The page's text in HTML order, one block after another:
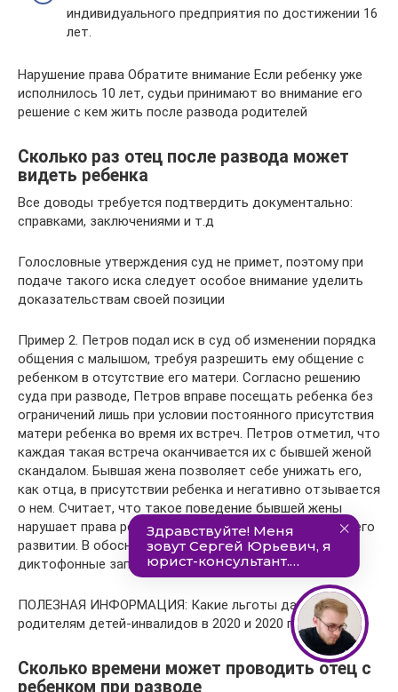
индивидуального предприятия по достижении 16
лет.
Нарушение права Обратите внимание Если ребенку уже
исполнилось 10 лет, судьи принимают во внимание его
решение с кем жить после развода родителей
Сколько раз отец после развода может
видеть ребенка
Все доводы требуется подтвердить документально:
справками, заключениями и т.д
Голословные утверждения суд не примет, поэтому при
подаче такого иска следует особое внимание уделить
доказательствам своей позиции
Пример 2. Петров подал иск в суд об изменении порядка
общения с малышом, требуя разрешить ему общение с
ребенком в отсутствие его матери. Согласно решению
суда при разводе, Петров вправе посещать ребенка без
ограничений лишь при условии постоянного присутствия
матери ребенка во время их встреч. Петров отметил, что
каждая такая встреча оканчивается их с бывшей женой
скандалом. Бывшая жена позволяет себе унижать его,
как отца, в присутствии ребенка и негативно отзывается
о нем. Считает, что такое поведение бывшей жены
нарушает права ребенка и негативно сказывается на его
развитии. В обоснование Петров предоставил суду
диктофонные записи.
ПОЛЕЗНАЯ ИНФОРМАЦИЯ: Какие льготы дают
родителям детей-инвалидов в 2020 и 2020 годах
Сколько времени может проводить отец с
ребенком при разводе